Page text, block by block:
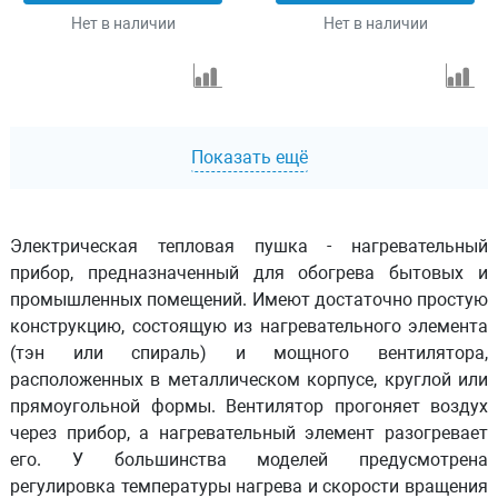
Нет в наличии Нет в наличии
Показать ещё
Электрическая тепловая пушка - нагревательный
прибор, предназначенный для обогрева бытовых и
промышленных помещений. Имеют достаточно простую
конструкцию, состоящую из нагревательного элемента
(тэн или спираль) и мощного вентилятора,
расположенных в металлическом корпусе, круглой или
прямоугольной формы. Вентилятор прогоняет воздух
через прибор, а нагревательный элемент разогревает
его. У большинства моделей предусмотрена
регулировка температуры нагрева и скорости вращения